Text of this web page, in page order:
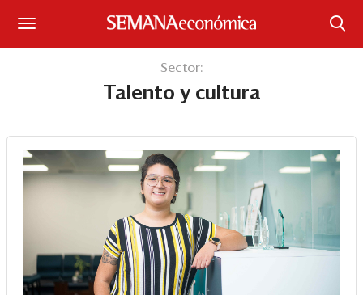
Iniciar sesión
Portada
¿Qué está pasando?
Sectores y Empresas
Management
Economía y Finanzas
Sector:
Talento y cultura